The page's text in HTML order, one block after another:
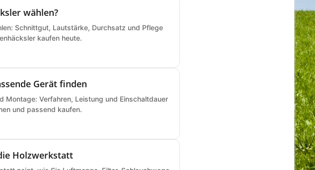
wählen?
Schnittgut, Lautstärke, Durchsatz und Pflege
kaufen heute.
Gerät finden
Montage: Verfahren, Leistung und Einschaltdauer
und passend kaufen.
Holzwerkstatt